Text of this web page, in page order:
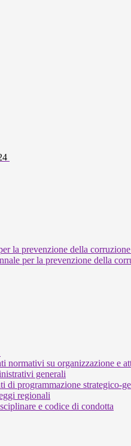
la prevenzione della
per la prevenzione della
normativi su organizzazione e
generali
di programmazione strategico-
regionali
e codice di condotta